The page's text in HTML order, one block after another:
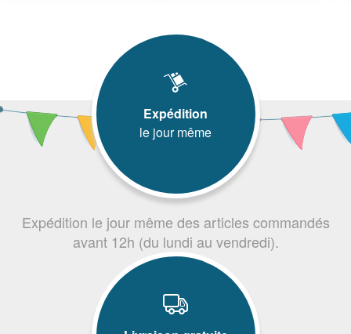
Expédition
le jour même
Expédition le jour même des articles commandés
avant 12h (du lundi au vendredi).